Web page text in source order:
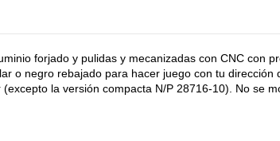
forjado y pulidas y mecanizadas con CNC con
o negro rebajado para hacer juego con tu
la versión compacta N/P 28716-10). No se